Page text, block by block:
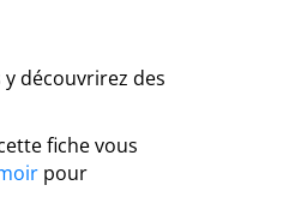
découvrirez des
fiche vous
pour